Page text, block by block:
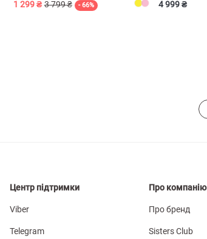
1 299 ₴ 3 799 ₴ - 66% 4 999 ₴
Центр підтримки
Viber
Telegram
Про компанію
Про бренд
Sisters Club